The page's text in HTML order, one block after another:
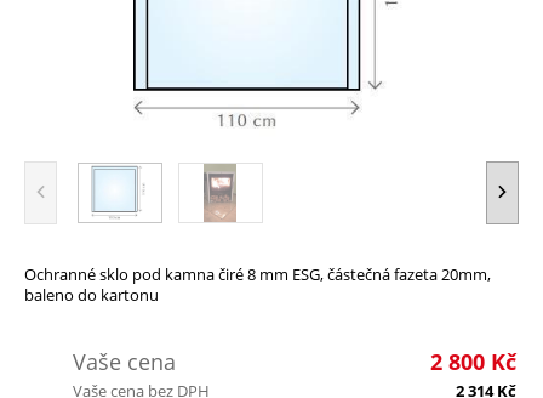
Ochranné sklo pod kamna čiré 8 mm ESG, částečná fazeta 20mm,
baleno do kartonu
Vaše cena 2 800 Kč
Vaše cena bez DPH 2 314Kč